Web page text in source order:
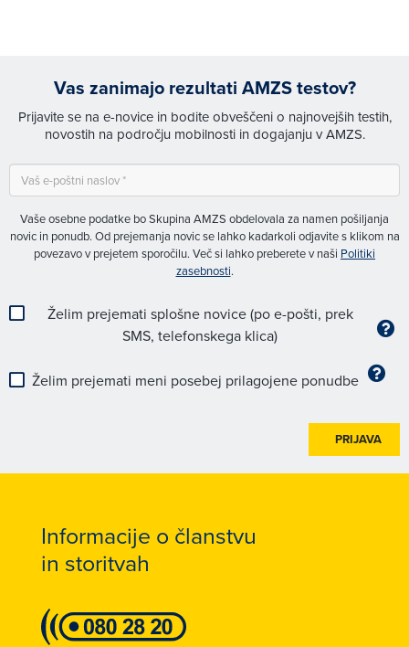
Vas zanimajo rezultati AMZS testov?
Prijavite se na e-novice in bodite obveščeni o najnovejših testih,
novostih na področju mobilnosti in dogajanju v AMZS.
Vaše osebne podatke bo Skupina AMZS obdelovala za namen pošiljanja
novic in ponudb. Od prejemanja novic se lahko kadarkoli odjavite s klikom na
povezavo v prejetem sporočilu. Več si lahko preberete v naši Politiki
zasebnosti.
Želim prejemati splošne novice (po e-pošti, prek
SMS, telefonskega klica)
Želim prejemati meni posebej prilagojene ponudbe
PRIJAVA
Informacije o članstvu
in storitvah